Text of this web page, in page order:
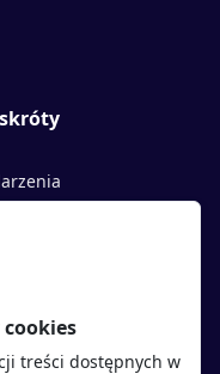
cookies
prywatności
treści dostępnych w